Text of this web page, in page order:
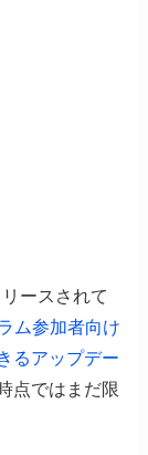
ースされて
ム参加者向け
るアップデー
点ではまだ限